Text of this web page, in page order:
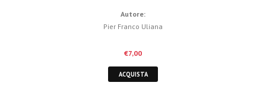
Autore:
Pier Franco Uliana
€7,00
ACQUISTA